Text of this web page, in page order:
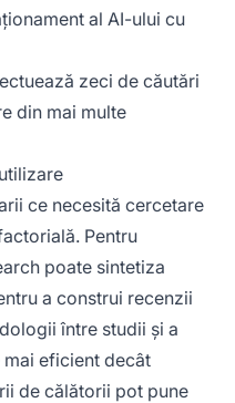
al AI-ului cu
zeci de căutări
din mai multe
ce necesită cercetare
Pentru
poate sintetiza
a construi recenzii
între studii și a
eficient decât
de călătorii pot pune